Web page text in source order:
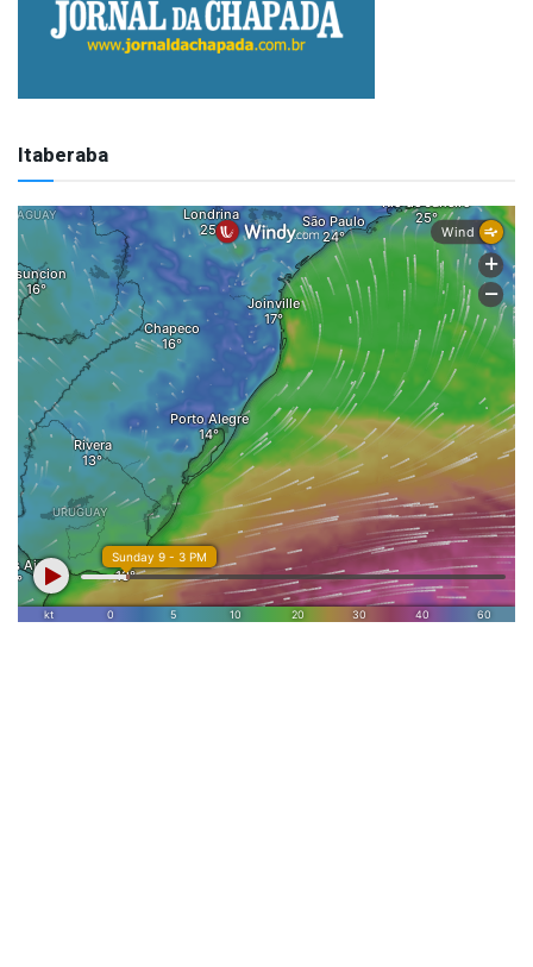
Itaberaba